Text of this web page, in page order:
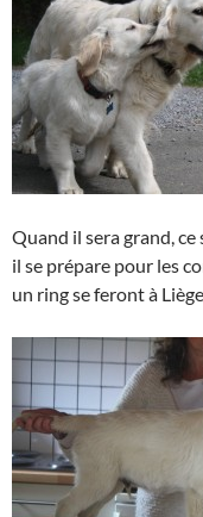
Quand il sera grand,
il se prépare pour les
un ring se feront à